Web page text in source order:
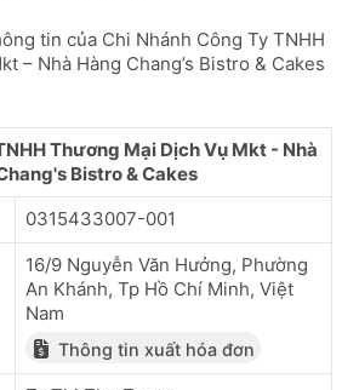
tin của Chi Nhánh Công Ty TNHH
– Nhà Hàng Chang’s Bistro & Cakes
Thương Mại Dịch Vụ Mkt - Nhà
Bistro & Cakes
0315433007-001
16/9 Nguyễn Văn Hưởng, Phường
An Khánh, Tp Hồ Chí Minh, Việt
Nam
Thông tin xuất hóa đơn